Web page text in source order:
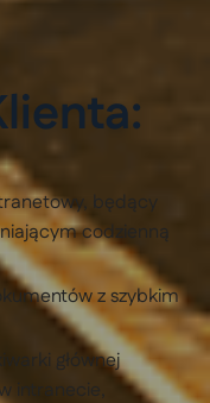
będący
codzienną
z szybkim
głównej
intranecie,